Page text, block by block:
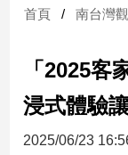
財
台
財
新
首頁 南台灣
「2025
浸式體驗
2025/06/23